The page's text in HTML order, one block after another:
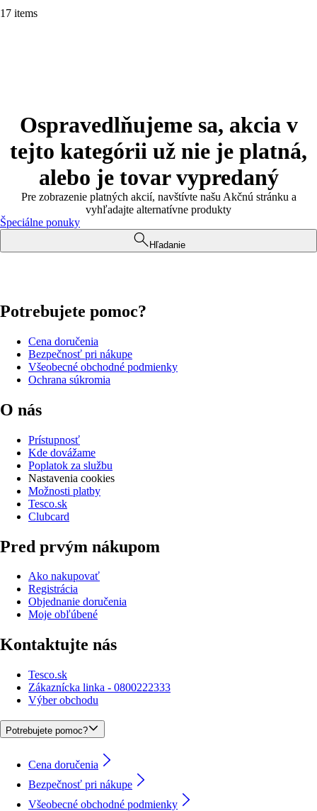
17 items
Ospravedlňujeme sa, akcia v
tejto kategórii už nie je platná,
alebo je tovar vypredaný
Pre zobrazenie platných akcií, navštívte našu Akčnú stránku a
vyhľadajte alternatívne produkty
Špeciálne ponuky
Hľadanie
Potrebujete pomoc?
Cena doručenia
Bezpečnosť pri nákupe
Všeobecné obchodné podmienky
Ochrana súkromia
O nás
Prístupnosť
Kde dovážame
Poplatok za službu
Nastavenia cookies
Možnosti platby
Tesco.sk
Clubcard
Pred prvým nákupom
Ako nakupovať
Registrácia
Objednanie doručenia
Moje obľúbené
Kontaktujte nás
Tesco.sk
Zákaznícka linka - 0800222333
Výber obchodu
Potrebujete pomoc?
Cena doručenia
Bezpečnosť pri nákupe
Všeobecné obchodné podmienky